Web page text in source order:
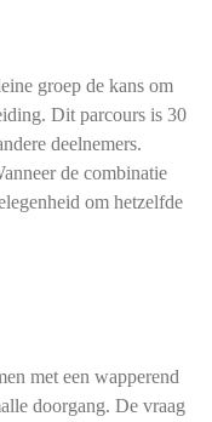
groep de kans om
Dit parcours is 30
deelnemers.
de combinatie
om hetzelfde
met een wapperend
doorgang. De vraag